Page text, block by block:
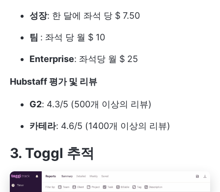
성장: 한 달에 좌석 당 $ 7.50
팀 : 좌석 당 월 $ 10
Enterprise: 좌석당 월 $ 25
Hubstaff 평가 및 리뷰
G2: 4.3/5 (500개 이상의 리뷰)
카테라: 4.6/5 (1400개 이상의 리뷰)
3. Toggl 추적